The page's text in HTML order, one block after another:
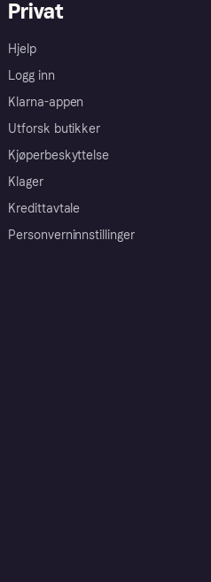
Privat
Hjelp
Logg inn
Klarna-appen
Utforsk butikker
Kjøperbeskyttelse
Klager
Kredittavtale
Personverninnstillinger